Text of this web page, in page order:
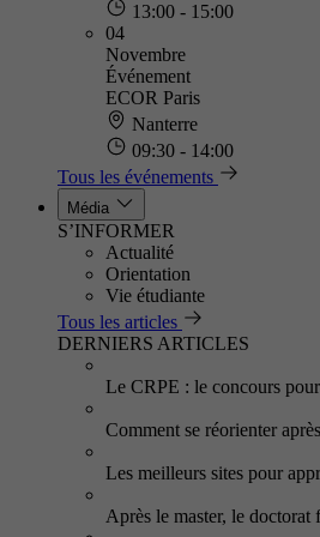
13:00 - 15:00
04
Novembre
Événement
ECOR Paris
Nanterre
09:30 - 14:00
Tous les événements
Média
S’INFORMER
Actualité
Orientation
Vie étudiante
Tous les articles
DERNIERS ARTICLES
Le CRPE : le concours
Comment se réorienter
Les meilleurs sites pour
Après le master, le